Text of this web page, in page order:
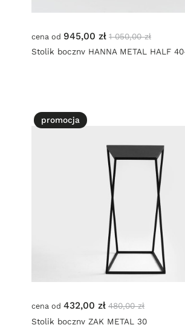
cena od 945,00 zł 1 050,00 zł
Stolik boczny HANNA METAL HALF
cena od 432,00 zł 480,00 zł
Stolik boczny ZAK METAL 30
promocja